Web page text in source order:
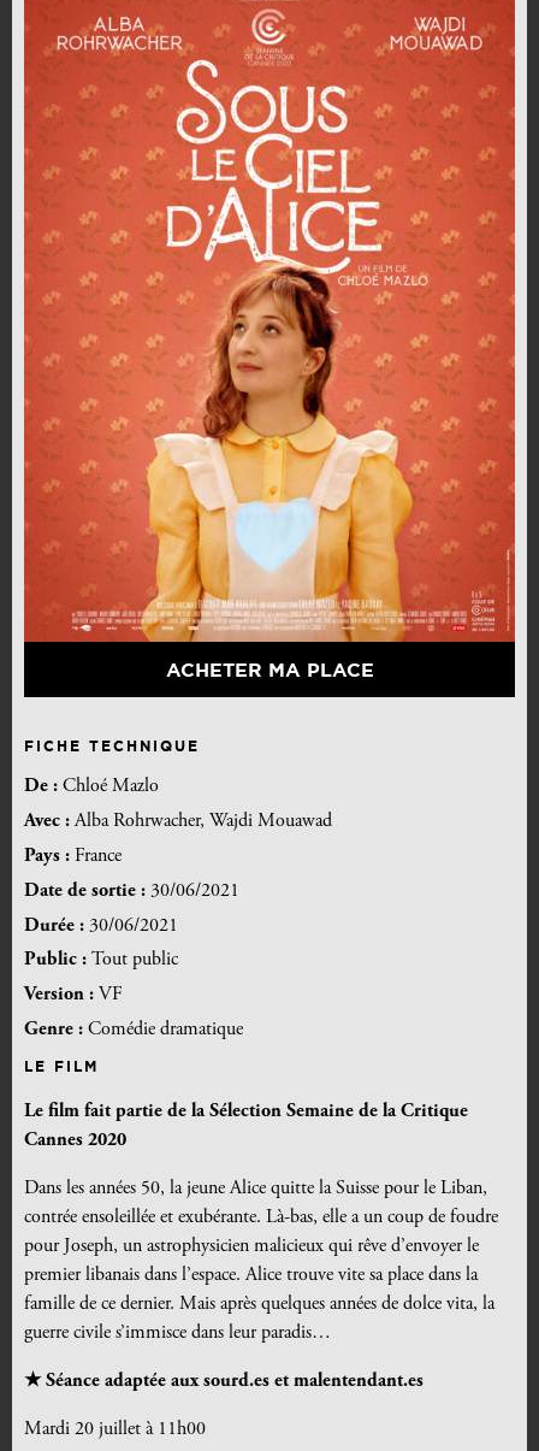
ACHETER MA PLACE
FICHE TECHNIQUE
De : Chloé Mazlo
Avec :Alba Rohrwacher, Wajdi Mouawad
Pays : France
Date de sortie : 30/06/2021
Durée : 30/06/2021
Public : Tout public
Version : VF
Genre : Comédie dramatique
LE FILM
Le film fait partie de la Sélection Semaine de la Critique
Cannes 2020
Dans les années 50, la jeune Alice quitte la Suisse pour le Liban,
contrée ensoleillée et exubérante. Là-bas, elle a un coup de foudre
pour Joseph, un astrophysicien malicieux qui rêve d’envoyer le
premier libanais dans l’espace. Alice trouve vite sa place dans la
famille de ce dernier. Mais après quelques années de dolce vita, la
guerre civile s’immisce dans leur paradis…
★Séance adaptée aux sourd.es et malentendant.es
Mardi 20 juillet à 11h00